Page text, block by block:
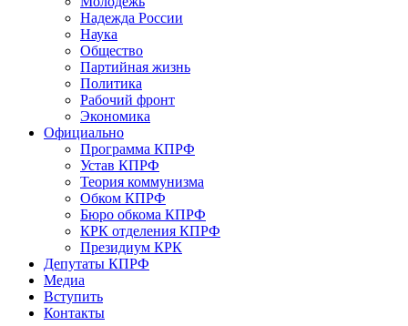
Надежда России
Наука
Общество
Партийная жизнь
Политика
Рабочий фронт
Экономика
Официально
Программа КПРФ
Устав КПРФ
Теория коммунизма
Обком КПРФ
Бюро обкома КПРФ
КРК отделения КПРФ
Президиум КРК
Депутаты КПРФ
Медиа
Вступить
Контакты